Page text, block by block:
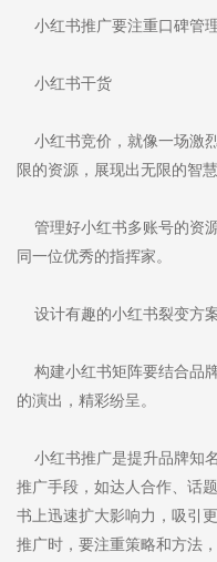
小红书推广要注重口碑管
小红书干货
小红书竞价，就像一场激
限的资源，展现出无限的智慧
管理好小红书多账号的资
同一位优秀的指挥家。
设计有趣的小红书裂变方案
构建小红书矩阵要结合品
的演出，精彩纷呈。
小红书推广是提升品牌知
推广手段，如达人合作、话
书上迅速扩大影响力，吸引
推广时，要注重策略和方法